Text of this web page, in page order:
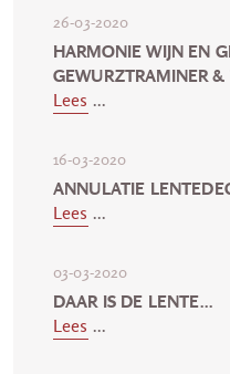
26-03-2020
HARMONIE WIJN EN
GEWURZTRAMINER &
Lees ...
16-03-2020
ANNULATIE
Lees ...
03-03-2020
DAAR IS DE LENTE...
Lees ...